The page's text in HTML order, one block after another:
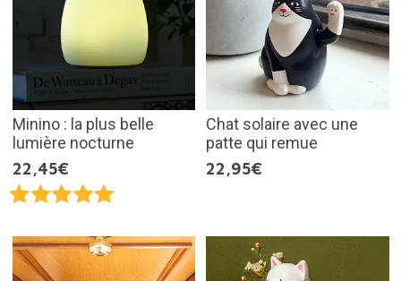
Minino : la plus belle
lumière nocturne
22,45€
Chat solaire avec une
patte qui remue
22,95€